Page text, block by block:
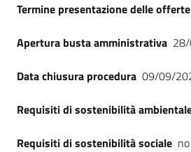
Termine presentazione delle offerte
Apertura busta amministrativa
Data chiusura procedura 09/09/
Requisiti di sostenibilità
Requisiti di sostenibilità sociale no